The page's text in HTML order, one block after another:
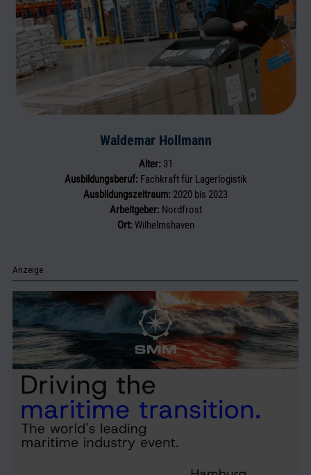
Waldemar Hollmann
Alter: 31
Ausbildungsberuf: Fachkraft für Lagerlogistik
Ausbildungszeitraum: 2020 bis 2023
Arbeitgeber: Nordfrost
Ort: Wilhelmshaven
Anzeige